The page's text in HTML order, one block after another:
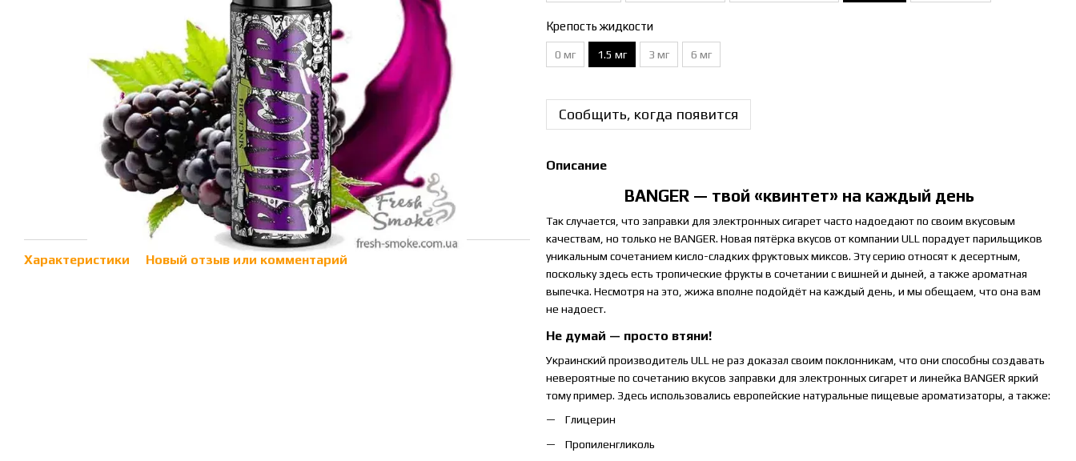
Характеристики Новый отзыв или комментарий
Крепость жидкости
0 мг 1.5 мг 3 мг 6 мг
Сообщить, когда появится
Описание
BANGER — твой «квинтет» на каждый день
Так случается, что заправки для электронных сигарет часто надоедают по своим вкусовым
качествам, но только не BANGER. Новая пятёрка вкусов от компании ULL порадует парильщиков
уникальным сочетанием кисло-сладких фруктовых миксов. Эту серию относят к десертным,
поскольку здесь есть тропические фрукты в сочетании с вишней и дыней, а также ароматная
выпечка. Несмотря на это, жижа вполне подойдёт на каждый день, и мы обещаем, что она вам
не надоест.
Не думай — просто втяни!
Украинский производитель ULL не раз доказал своим поклонникам, что они способны создавать
невероятные по сочетанию вкусов заправки для электронных сигарет и линейка BANGER яркий
тому пример. Здесь использовались европейские натуральные пищевые ароматизаторы, а также:
Глицерин
Пропиленгликоль